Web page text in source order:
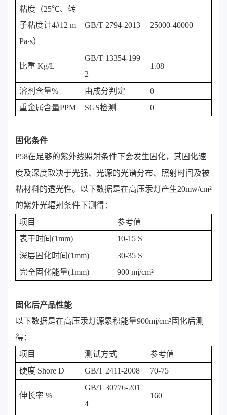
粘度（25℃、转
子粘度计4#12 m
Pa·s）
GB/T 2794-2013 25000-40000
比重 Kg/L
GB/T 13354-199
2
1.08
溶剂含量% 由成分判定
0
重金属含量PPM
SGS检测 0
固化条件
P58在足够的紫外线照射条件下会发生固化，其固化速
度及深度取决于光强、光源的光谱分布、照射时间及被
粘材料的透光性。以下数据是在高压汞灯产生20mw/cm²
的紫外光辐射条件下测得：
项目
参考值
表干时间(1mm)
10-15 S
深层固化时间(1mm)
30-35 S
完全固化能量(1mm)
900 mj/cm²
固化后产品性能
以下数据是在高压汞灯源累积能量900mj/cm²固化后测
得：
项目
测试方式
参考值
硬度 Shore D
GB/T 2411-2008 70-75
伸长率 %
GB/T 30776-201
4
160